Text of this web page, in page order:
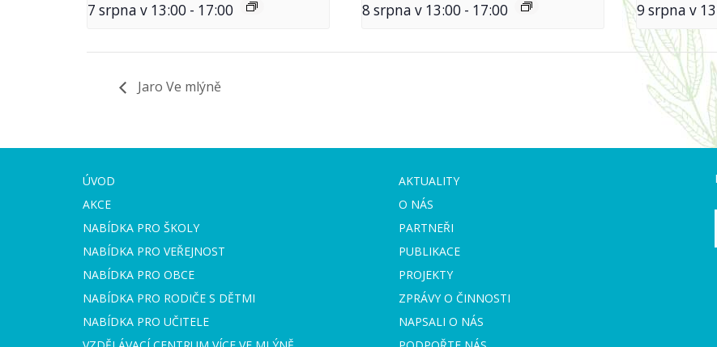
7 srpna v 13:00 - 17:00 8 srpna v 13:00 - 17:00 9 srpna v
Jaro Ve mlýně
ÚVOD
AKCE
NABÍDKA PRO ŠKOLY
NABÍDKA PRO VEŘEJNOST
NABÍDKA PRO OBCE
NABÍDKA PRO RODIČE S DĚTMI
NABÍDKA PRO UČITELE
AKTUALITY
O NÁS
PARTNEŘI
PUBLIKACE
PROJEKTY
ZPRÁVY O ČINNOSTI
NAPSALI O NÁS